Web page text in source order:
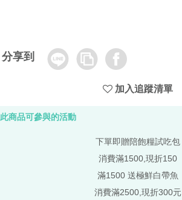
分享到 Line
Copy
Link
Facebook
加入追蹤清單
此商品可參與的活動
下單即贈陪飽糧試吃包
消費滿1500,現折150
滿1500 送極鮮白帶魚
消費滿2500,現折300元